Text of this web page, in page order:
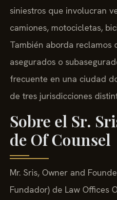
siniestros que involucran
camiones, motocicletas,
También aborda reclamos
asegurados o
frecuente en una ciudad
de tres jurisdicciones
Sobre el Sr.
de Of Counsel
Mr. Sris, Owner and
Fundador) de Law Offices